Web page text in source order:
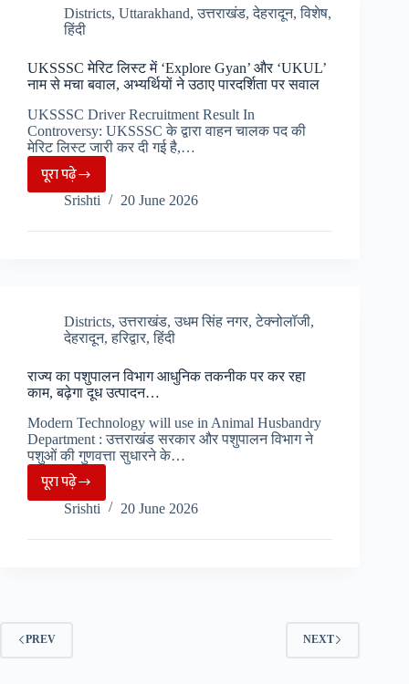
की
कार्रवाई
की
माँग,
डीजीपी
से
मुलाकात…
Districts, Uttarakhand,उत्तराखंड,देहरादून,विशेष,
हिंदी
UKSSSC मेरिट लिस्ट में ‘Explore Gyan’ और ‘UKUL’
नाम से मचा बवाल, अभ्यर्थियों ने उठाए पारदर्शिता पर सवाल
UKSSSC Driver Recruitment Result In
Controversy: UKSSSC के द्वारा वाहन चालक पद की
मेरिट लिस्ट जारी कर दी गई है,…
पूरा पढ़ेUKSSSC
मेरिट
लिस्ट
और
‘UKUL’
नाम
से
मचा
बवाल,
अभ्यर्थियों
ने
उठाए
Srishti 20 June 2026
Districts,उत्तराखंड,उधम सिंह नगर,टेक्नोलॉजी,
देहरादून,हरिद्वार,हिंदी
राज्य का पशुपालन विभाग आधुनिक तकनीक पर कर रहा
काम, बढ़ेगा दूध उत्पादन…
Modern Technology will use in Animal Husbandry
Department : उत्तराखंड सरकार और पशुपालन विभाग ने
पशुओं की गुणवत्ता सुधारने के…
पूरा पढ़ेराज्य
का
पशुपालन
पर
कर
Srishti 20 June 2026
PREV NEXT